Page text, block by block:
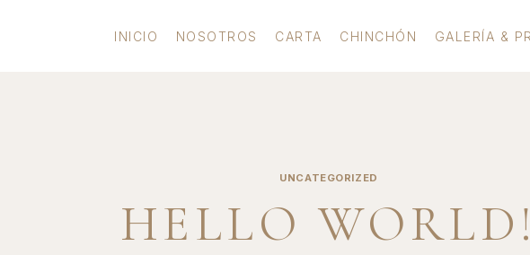
INICIO NOSOTROS CARTA CHINCHÓN GALERÍA &
UNCATEGORIZED
HELLO